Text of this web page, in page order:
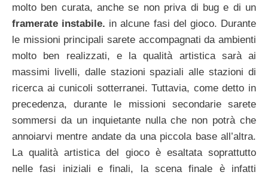
molto ben curata, anche se non priva di bug e di un
framerate instabile. in alcune fasi del gioco. Durante
le missioni principali sarete accompagnati da ambienti
molto ben realizzati, e la qualità artistica sarà ai
massimi livelli, dalle stazioni spaziali alle stazioni di
ricerca ai cunicoli sotterranei. Tuttavia, come detto in
precedenza, durante le missioni secondarie sarete
sommersi da un inquietante nulla che non potrà che
annoiarvi mentre andate da una piccola base all’altra.
La qualità artistica del gioco è esaltata soprattutto
nelle fasi iniziali e finali, la scena finale è infatti